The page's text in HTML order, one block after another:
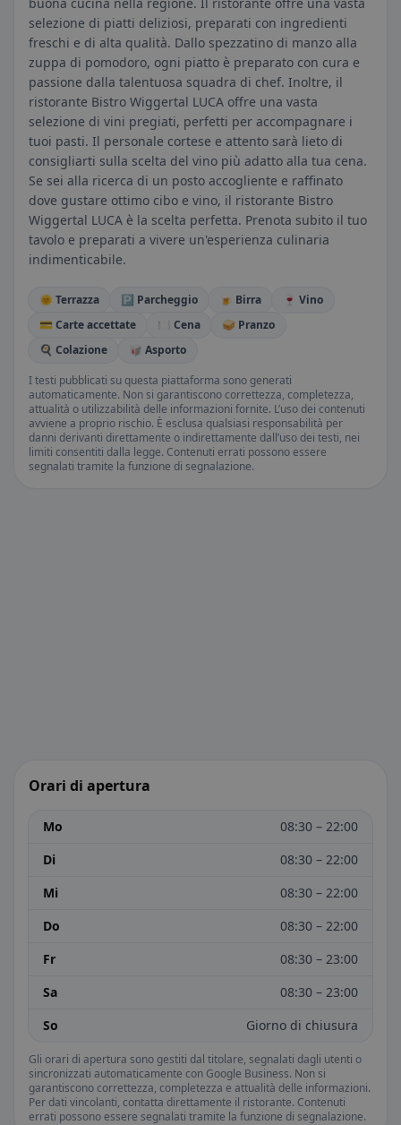
selezione di piatti deliziosi, preparati con ingredienti
freschi e di alta qualità. Dallo spezzatino di manzo alla
zuppa di pomodoro, ogni piatto è preparato con cura e
passione dalla talentuosa squadra di chef. Inoltre, il
ristorante Bistro Wiggertal LUCA offre una vasta
selezione di vini pregiati, perfetti per accompagnare i
tuoi pasti. Il personale cortese e attento sarà lieto di
consigliarti sulla scelta del vino più adatto alla tua cena.
Se sei alla ricerca di un posto accogliente e raffinato
dove gustare ottimo cibo e vino, il ristorante Bistro
Wiggertal LUCA è la scelta perfetta. Prenota subito il tuo
tavolo e preparati a vivere un'esperienza culinaria
indimenticabile.
🌞 Terrazza 🅿️ Parcheggio 🍺 Birra
🍷 Vino
💳 Carte accettate
🍽️ Cena
🥪 Pranzo
🍳 Colazione
🥡 Asporto
I testi pubblicati su questa piattaforma sono generati
automaticamente. Non si garantiscono correttezza, completezza,
attualità o utilizzabilità delle informazioni fornite. L’uso dei contenuti
avviene a proprio rischio. È esclusa qualsiasi responsabilità per
danni derivanti direttamente o indirettamente dall’uso dei testi, nei
limiti consentiti dalla legge. Contenuti errati possono essere
segnalati tramite la funzione di segnalazione.
Orari di apertura
Mo
08:30 – 22:00
Di
08:30 – 22:00
Mi
08:30 – 22:00
Do
08:30 – 22:00
Fr
08:30 – 23:00
Sa
08:30 – 23:00
So
Giorno di chiusura
Gli orari di apertura sono gestiti dal titolare, segnalati dagli utenti o
sincronizzati automaticamente con Google Business. Non si
garantiscono correttezza, completezza e attualità delle informazioni.
Per dati vincolanti, contatta direttamente il ristorante. Contenuti
errati possono essere segnalati tramite la funzione di segnalazione.